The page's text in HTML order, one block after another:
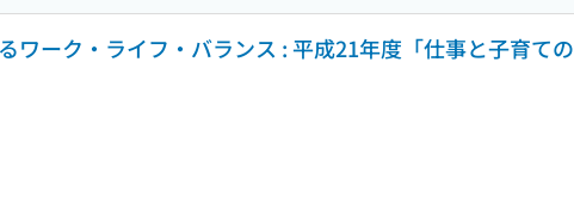
ワーク・ライフ・バランス : 平成21年度「仕事と子育ての